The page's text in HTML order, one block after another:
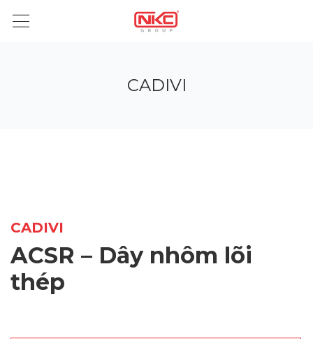
CADIVI
CADIVI
ACSR – Dây nhôm lõi
thép